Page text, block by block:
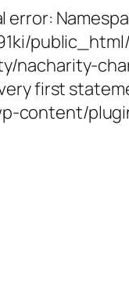
error:
first
content/